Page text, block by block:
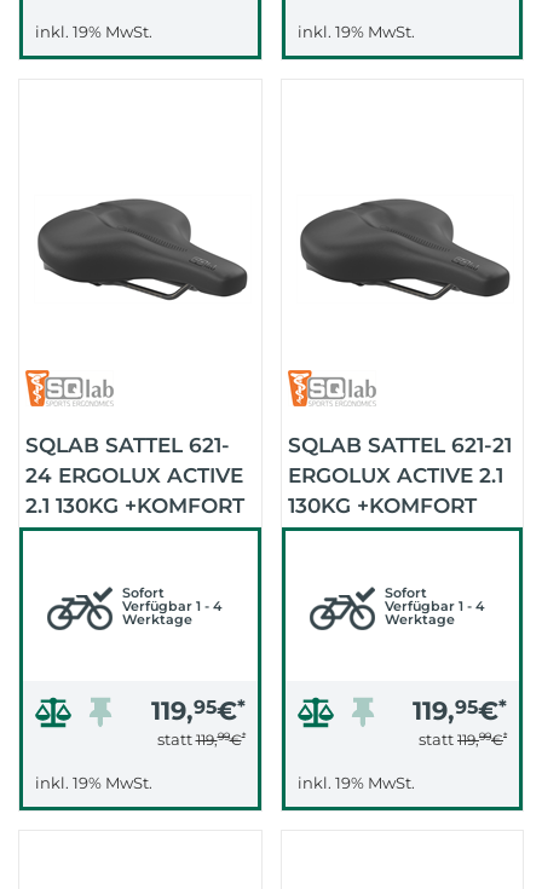
inkl. 19% MwSt. inkl. 19% MwSt.
SQLAB SATTEL 621-
24 ERGOLUX ACTIVE
2.1 130KG +KOMFORT
(SCHWARZ)
Sofort
Verfügbar 1 - 4
Werktage
119,95€*
statt119,99€*
inkl. 19% MwSt.
SQLAB SATTEL 621-21
ERGOLUX ACTIVE 2.1
130KG +KOMFORT
(SCHWARZ)
Sofort
Verfügbar 1 - 4
Werktage
119,95€*
statt 119,99€*
inkl. 19% MwSt.